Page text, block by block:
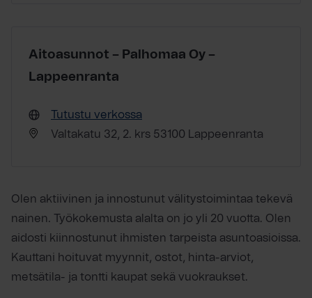
Aitoasunnot – Palhomaa Oy –
Lappeenranta
Tutustu verkossa
Valtakatu 32, 2. krs 53100 Lappeenranta
Olen aktiivinen ja innostunut välitystoimintaa tekevä
nainen. Työkokemusta alalta on jo yli 20 vuotta. Olen
aidosti kiinnostunut ihmisten tarpeista asuntoasioissa.
Kauttani hoituvat myynnit, ostot, hinta-arviot,
metsätila- ja tontti kaupat sekä vuokraukset.